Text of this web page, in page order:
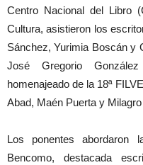
Centro Nacional del Libro
Cultura, asistieron los
Sánchez, Yurimia Boscán y
José Gregorio
homenajeado de la 18ª
Abad, Maén Puerta y
Los ponentes
Bencomo, destacada